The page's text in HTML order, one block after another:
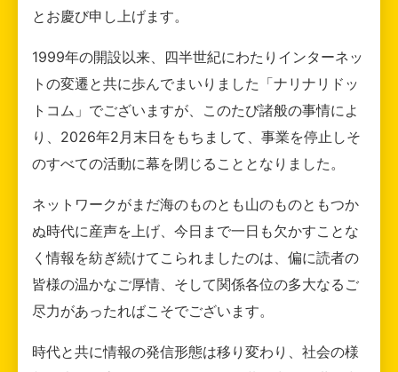
とお慶び申し上げます。
1999年の開設以来、四半世紀にわたりインターネッ
トの変遷と共に歩んでまいりました「ナリナリドッ
トコム」でございますが、このたび諸般の事情によ
り、2026年2月末日をもちまして、事業を停止しそ
のすべての活動に幕を閉じることとなりました。
ネットワークがまだ海のものとも山のものともつか
ぬ時代に産声を上げ、今日まで一日も欠かすことな
く情報を紡ぎ続けてこられましたのは、偏に読者の
皆様の温かなご厚情、そして関係各位の多大なるご
尽力があったればこそでございます。
時代と共に情報の発信形態は移り変わり、社会の様